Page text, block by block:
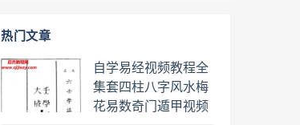
热门文章
自学易经视频教程全
集套四柱八字风水梅
花易数奇门遁甲视频